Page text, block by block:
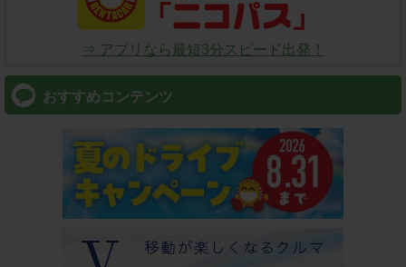
⇒ アプリなら最短3分スピード出発！
おすすめコンテンツ